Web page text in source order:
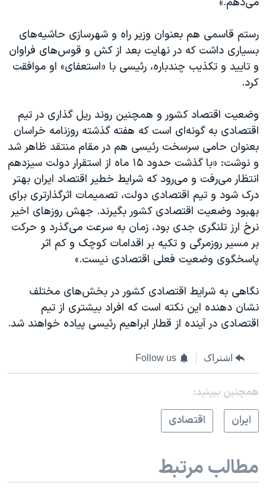
رستم قاسمی هم بعنوان وزیر راه و شهرسازی حاشیه‌های
بسیاری داشت که در نهایت بعد از کش و قوس‌های فراوان
و تایید و تکذیب چندباره، رئیسی با «استعفای» او موافقت
کرد.
وضعیت اقتصاد کشور و همچنین روند ریل گذاری در تیم
اقتصادی به گونه‌ای است که هفته گذشته روزنامه خراسان
بعنوان حامی سرسخت رئیسی هم در مقام منتقد ظاهر شد
و نوشت: «با گذشت حدود ۱۵ ماه از استقرار دولت سیزدهم
انتظار می‌رفت و می‌رود که شرایط خطیر اقتصاد ایران بهتر
درک شود و تیم اقتصادی دولت، تصمیمات اثرگذارتری برای
بهبود وضعیت اقتصادی کشور بگیرند. جهش روزهای اخیر
نرخ ارز تلنگری جدی بود، زمان به سرعت می‌گذرد و حرکت
بر مسیر روزمرگی و تکیه بر اقدامات کوچک و کم اثر
پاسخگوی وضعیت فعلی اقتصادی نیست.»
نگاهی به شرایط اقتصادی کشور در بخش‌های مختلف
نشان دهنده این نکته است که افراد بیشتری از تیم
اقتصادی در آینده از قطار ابراهیم رئیسی پیاده خواهند شد.
اشتراک Follow us
همچنبن ببینید:
ايران
اقتصادی
مطالب مرتبط